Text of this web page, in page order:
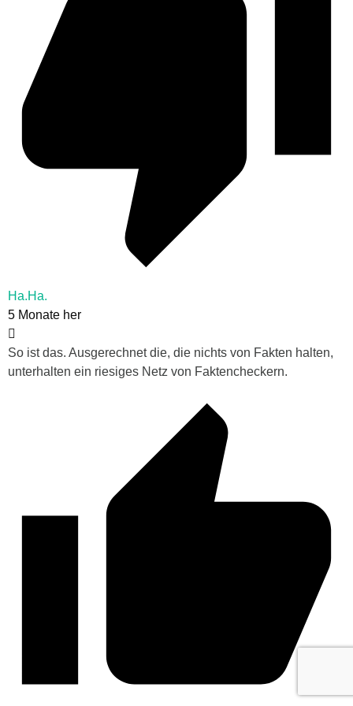
Ha.Ha.
5 Monate her
So ist das. Ausgerechnet die, die nichts von Fakten halten,
unterhalten ein riesiges Netz von Faktencheckern.